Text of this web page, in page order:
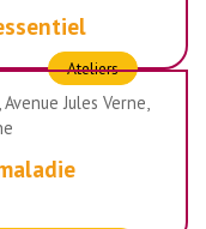
Ateliers
Jules Verne,